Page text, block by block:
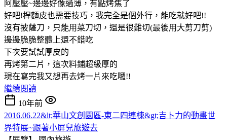
阿壓壓~邊邊好像過薄，有點烤焦了
好吧!桿麵皮也需要技巧，我完全是個外行，能吃就好吧!!
沒有披薩刀，只能用菜刀切，還是很難切(最後用大剪刀剪)
邊邊脆脆整體上還不錯吃
下次要試試厚皮的
再烤第二片，這次料鋪超級厚的
現在寫完我又想再去烤一片來吃囉!!
繼續閱讀
10年前
2016.06.22&lt;華山文創園區-東二四連棟&gt;吉卜力的動畫世
界特展~跟著小屏兒旅遊去